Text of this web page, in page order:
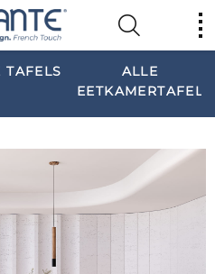
TAFELS
ALLE
EETKAMERTAFELS